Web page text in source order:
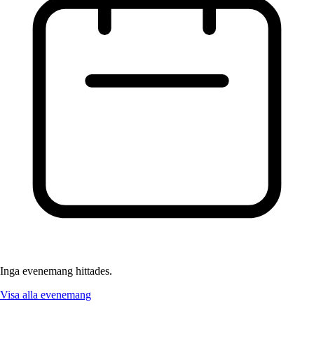
Inga evenemang hittades.
Visa alla evenemang